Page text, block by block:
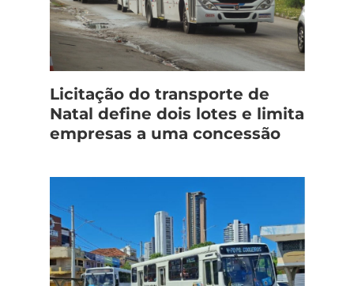
Licitação do transporte de
Natal define dois lotes e limita
empresas a uma concessão